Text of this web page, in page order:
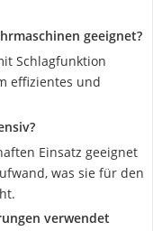
geeignet?
Schlagfunktion
effizientes und
Einsatz geeignet
was sie für den
verwendet